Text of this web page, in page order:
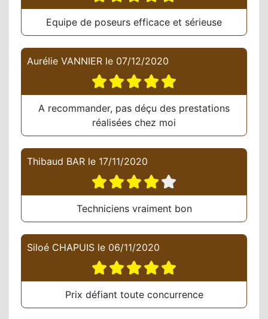
Equipe de poseurs efficace et sérieuse
Aurélie VANNIER le 07/12/2020
A recommander, pas déçu des prestations
réalisées chez moi
Thibaud BAR le 17/11/2020
Techniciens vraiment bon
Siloé CHAPUIS le 06/11/2020
Prix défiant toute concurrence